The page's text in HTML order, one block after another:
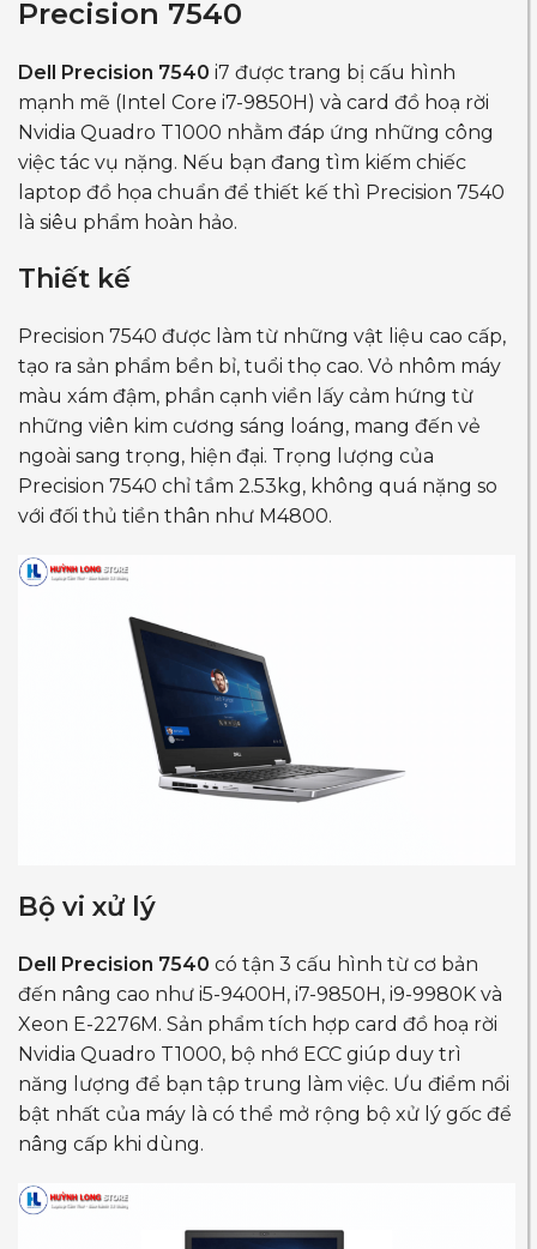
Precision 7540
Dell Precision 7540 i7 được trang bị cấu hình
mạnh mẽ (Intel Core i7-9850H) và card đồ hoạ rời
Nvidia Quadro T1000 nhằm đáp ứng những công
việc tác vụ nặng. Nếu bạn đang tìm kiếm chiếc
laptop đồ họa chuẩn để thiết kế thì Precision 7540
là siêu phẩm hoàn hảo.
Thiết kế
Precision 7540 được làm từ những vật liệu cao cấp,
tạo ra sản phẩm bền bỉ, tuổi thọ cao. Vỏ nhôm máy
màu xám đậm, phần cạnh viền lấy cảm hứng từ
những viên kim cương sáng loáng, mang đến vẻ
ngoài sang trọng, hiện đại. Trọng lượng của
Precision 7540 chỉ tầm 2.53kg, không quá nặng so
với đối thủ tiền thân như M4800.
Bộ vi xử lý
Dell Precision 7540 có tận 3 cấu hình từ cơ bản
đến nâng cao như i5-9400H, i7-9850H, i9-9980K và
Xeon E-2276M. Sản phẩm tích hợp card đồ hoạ rời
Nvidia Quadro T1000, bộ nhớ ECC giúp duy trì
năng lượng để bạn tập trung làm việc. Ưu điểm nổi
bật nhất của máy là có thể mở rộng bộ xử lý gốc để
nâng cấp khi dùng.